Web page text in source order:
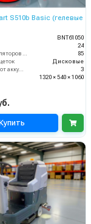
S510b Basic (гелевые
BNT61050
24
85
Дисковые
Время работы от аккумуляторов (ч)
3
1320 × 540 × 1060